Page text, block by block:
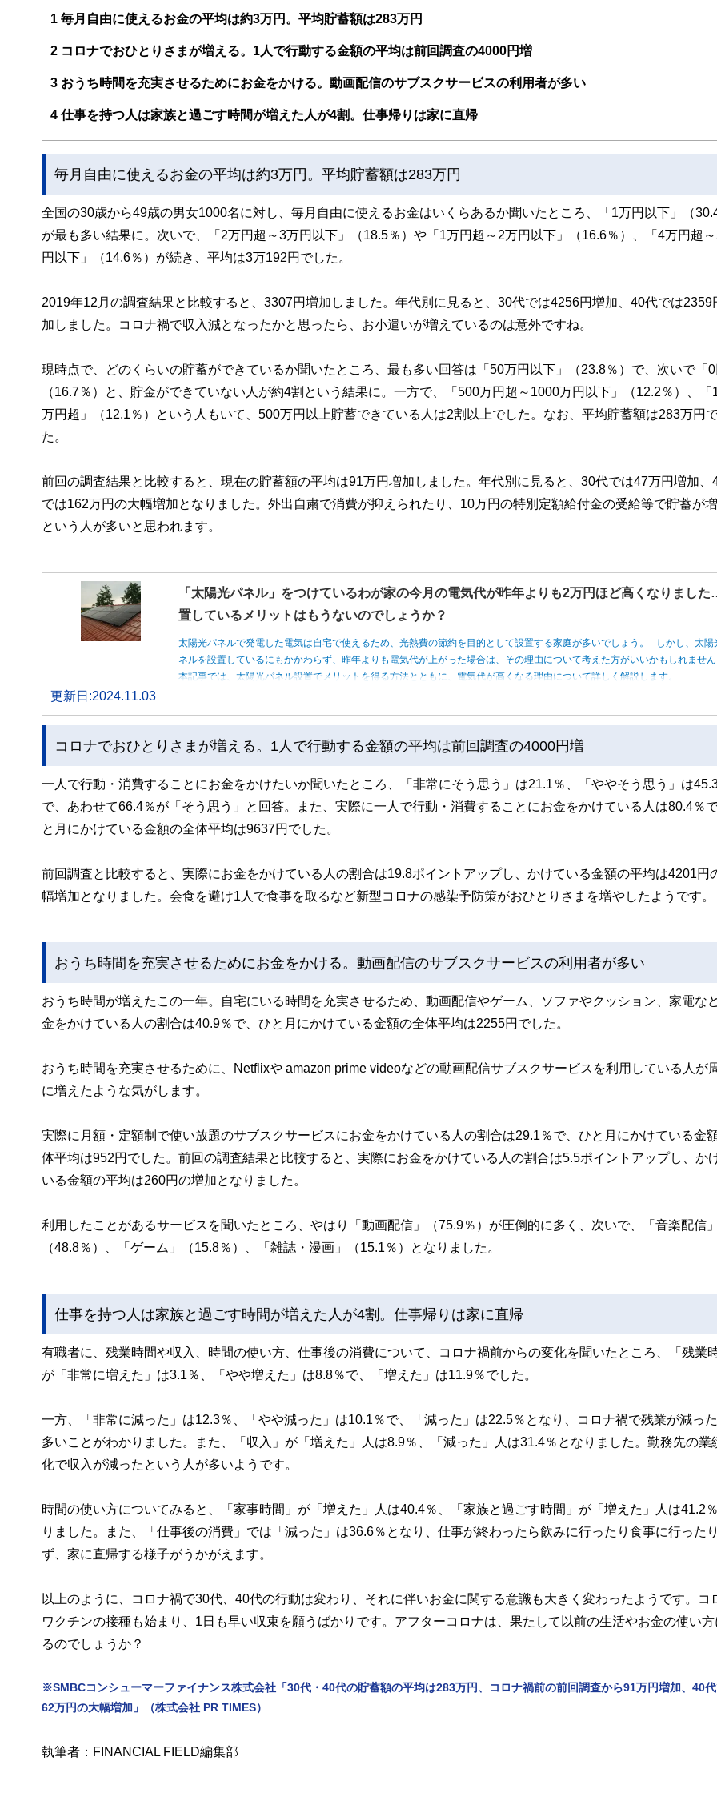
案から記事掲載まですべての工程に関わることで、読者目線のコンテンツを追求しています。
FinancialFieldの特徴は、ファイナンシャルプランナー、弁護士、税理士、宅地建物取引士、相続診断士、住宅ローンアドバイザー、DCプラン
ー、公認会計士、社会保険労務士、行政書士、投資アナリスト、キャリアコンサルタントなど150名以上の有資格者を執筆者・監修者として迎
と、読み応えのあるコンテンツと確かな情報発信を実現しています。
私たちは、快適でより良い生活のアイデアを提供するお金のコンシェルジュを目指します。
1 毎月自由に使えるお金の平均は約3万円。平均貯蓄額は283万円
2 コロナでおひとりさまが増える。1人で行動する金額の平均は前回調査の4000円増
3 おうち時間を充実させるためにお金をかける。動画配信のサブスクサービスの利用者が多い
4 仕事を持つ人は家族と過ごす時間が増えた人が4割。仕事帰りは家に直帰
毎月自由に使えるお金の平均は約3万円。平均貯蓄額は283万円
全国の30歳から49歳の男女1000名に対し、毎月自由に使えるお金はいくらあるか聞いたところ、「1万円以下」（30.4
が最も多い結果に。次いで、「2万円超～3万円以下」（18.5％）や「1万円超～2万円以下」（16.6％）、「4万円超
円以下」（14.6％）が続き、平均は3万192円でした。
2019年12月の調査結果と比較すると、3307円増加しました。年代別に見ると、30代では4256円増加、40代では2359
加しました。コロナ禍で収入減となったかと思ったら、お小遣いが増えているのは意外ですね。
現時点で、どのくらいの貯蓄ができているか聞いたところ、最も多い回答は「50万円以下」（23.8％）で、次いで「0
（16.7％）と、貯金ができていない人が約4割という結果に。一方で、「500万円超～1000万円以下」（12.2％）、「
万円超」（12.1％）という人もいて、500万円以上貯蓄できている人は2割以上でした。なお、平均貯蓄額は283万円
た。
前回の調査結果と比較すると、現在の貯蓄額の平均は91万円増加しました。年代別に見ると、30代では47万円増加、
では162万円の大幅増加となりました。外出自粛で消費が抑えられたり、10万円の特別定額給付金の受給等で貯蓄が
という人が多いと思われます。
「太陽光パネル」をつけているわが家の今月の電気代が昨年よりも2万円ほど高くなりまし
置しているメリットはもうないのでしょうか？
太陽光パネルで発電した電気は自宅で使えるため、光熱費の節約を目的として設置する家庭が多いでしょう。 しかし、太陽
ネルを設置しているにもかかわらず、昨年よりも電気代が上がった場合は、その理由について考えた方がいいかもしれませ
本記事では、太陽光パネル設置でメリットを得る方法とともに、電気代が高くなる理由について詳しく解説します。
更新日:2024.11.03
コロナでおひとりさまが増える。1人で行動する金額の平均は前回調査の4000円増
一人で行動・消費することにお金をかけたいか聞いたところ、「非常にそう思う」は21.1％、「ややそう思う」は
で、あわせて66.4％が「そう思う」と回答。また、実際に一人で行動・消費することにお金をかけている人は80.4％
と月にかけている金額の全体平均は9637円でした。
前回調査と比較すると、実際にお金をかけている人の割合は19.8ポイントアップし、かけている金額の平均は4201円
幅増加となりました。会食を避け1人で食事を取るなど新型コロナの感染予防策がおひとりさまを増やしたようです。
おうち時間を充実させるためにお金をかける。動画配信のサブスクサービスの利用者が多い
おうち時間が増えたこの一年。自宅にいる時間を充実させるため、動画配信やゲーム、ソファやクッション、家電な
金をかけている人の割合は40.9％で、ひと月にかけている金額の全体平均は2255円でした。
おうち時間を充実させるために、Netflixや amazon prime videoなどの動画配信サブスクサービスを利用している人が
に増えたような気がします。
実際に月額・定額制で使い放題のサブスクサービスにお金をかけている人の割合は29.1％で、ひと月にかけている金
体平均は952円でした。前回の調査結果と比較すると、実際にお金をかけている人の割合は5.5ポイントアップし、か
いる金額の平均は260円の増加となりました。
利用したことがあるサービスを聞いたところ、やはり「動画配信」（75.9％）が圧倒的に多く、次いで、「音楽配信」
（48.8％）、「ゲーム」（15.8％）、「雑誌・漫画」（15.1％）となりました。
仕事を持つ人は家族と過ごす時間が増えた人が4割。仕事帰りは家に直帰
有職者に、残業時間や収入、時間の使い方、仕事後の消費について、コロナ禍前からの変化を聞いたところ、「残業時
が「非常に増えた」は3.1％、「やや増えた」は8.8％で、「増えた」は11.9％でした。
一方、「非常に減った」は12.3％、「やや減った」は10.1％で、「減った」は22.5％となり、コロナ禍で残業が減っ
多いことがわかりました。また、「収入」が「増えた」人は8.9％、「減った」人は31.4％となりました。勤務先の業
化で収入が減ったという人が多いようです。
時間の使い方についてみると、「家事時間」が「増えた」人は40.4％、「家族と過ごす時間」が「増えた」人は41.2
りました。また、「仕事後の消費」では「減った」は36.6％となり、仕事が終わったら飲みに行ったり食事に行った
ず、家に直帰する様子がうかがえます。
以上のように、コロナ禍で30代、40代の行動は変わり、それに伴いお金に関する意識も大きく変わったようです。コ
ワクチンの接種も始まり、1日も早い収束を願うばかりです。アフターコロナは、果たして以前の生活やお金の使い方
るのでしょうか？
※SMBCコンシューマーファイナンス株式会社「30代・40代の貯蓄額の平均は283万円、コロナ禍前の前回調査から91万円増加、40代
62万円の大幅増加」（株式会社 PR TIMES）
執筆者：FINANCIAL FIELD編集部